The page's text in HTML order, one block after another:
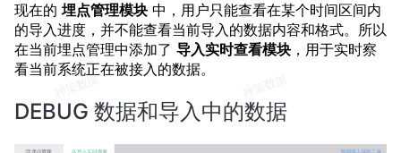
现在的 埋点管理模块 中，用户只能查看在某个时间区间内
的导入进度，并不能查看当前导入的数据内容和格式。所以
在当前埋点管理中添加了 导入实时查看模块 ，用于实时察
看当前系统正在被接入的数据。
DEBUG 数据和导入中的数据